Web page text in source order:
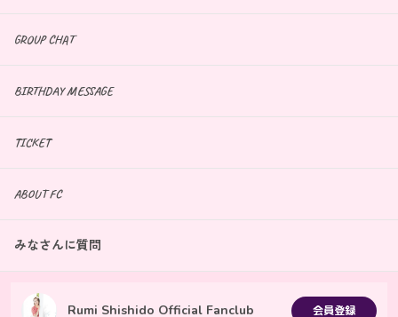
GROUP CHAT
BIRTHDAY MESSAGE
TICKET
ABOUT FC
みなさんに質問
Rumi Shishido Official Fanclub 会員登録